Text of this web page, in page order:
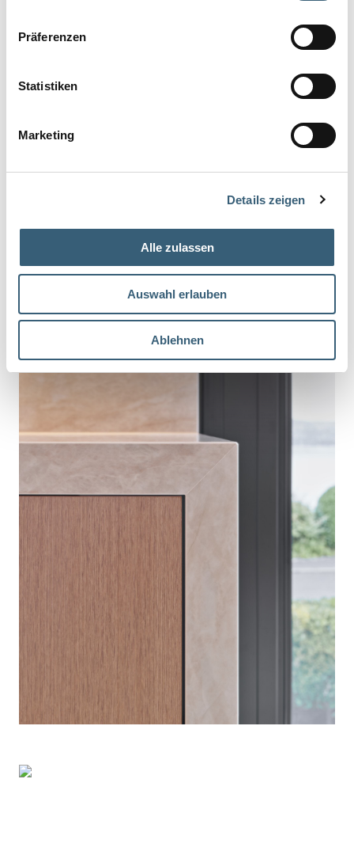
Präferenzen
Statistiken
Marketing
Details zeigen
Alle zulassen
Auswahl erlauben
Ablehnen